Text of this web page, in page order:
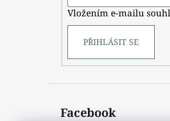
Vložením e-mailu
PŘIHLÁSIT SE
Facebook